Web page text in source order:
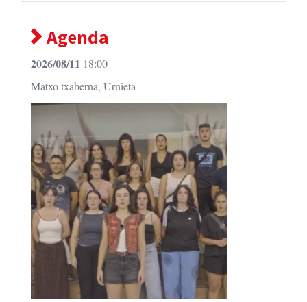
Agenda
2026/08/1118:00
Matxo txaberna, Urnieta